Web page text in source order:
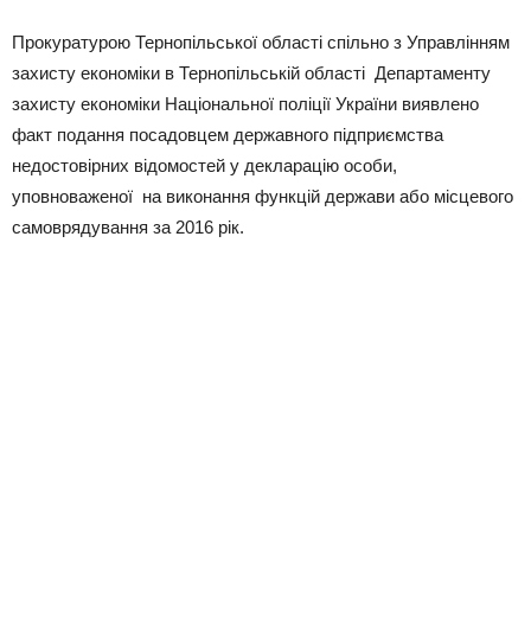
Прокуратурою Тернопільської області спільно з Управлінням
захисту економіки в Тернопільській області Департаменту
захисту економіки Національної поліції України виявлено
факт подання посадовцем державного підприємства
недостовірних відомостей у декларацію особи,
уповноваженої на виконання функцій держави або місцевого
самоврядування за 2016 рік.